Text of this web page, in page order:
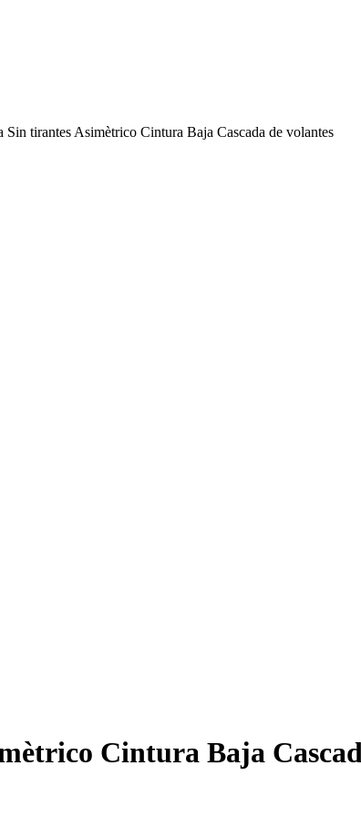
Sin tirantes Asimètrico Cintura Baja Cascada de volantes
Cintura Baja